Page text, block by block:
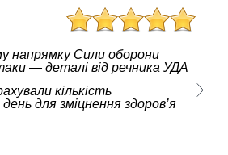
напрямку Сили оборони
— деталі від речника УДА
кількість
день для зміцнення здоров’я